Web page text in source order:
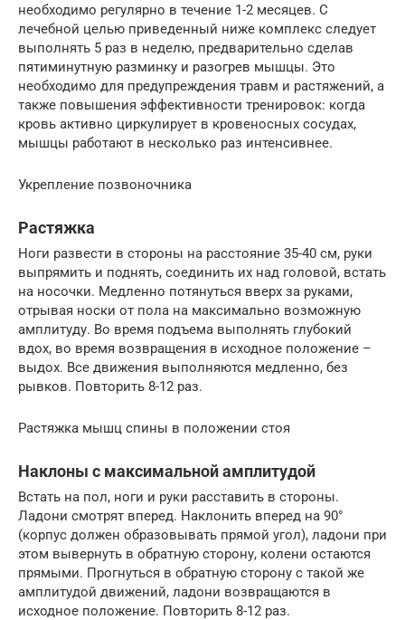
необходимо регулярно в течение 1-2 месяцев. С
лечебной целью приведенный ниже комплекс следует
выполнять 5 раз в неделю, предварительно сделав
пятиминутную разминку и разогрев мышцы. Это
необходимо для предупреждения травм и растяжений, а
также повышения эффективности тренировок: когда
кровь активно циркулирует в кровеносных сосудах,
мышцы работают в несколько раз интенсивнее.
Укрепление позвоночника
Растяжка
Ноги развести в стороны на расстояние 35-40 см, руки
выпрямить и поднять, соединить их над головой, встать
на носочки. Медленно потянуться вверх за руками,
отрывая носки от пола на максимально возможную
амплитуду. Во время подъема выполнять глубокий
вдох, во время возвращения в исходное положение –
выдох. Все движения выполняются медленно, без
рывков. Повторить 8-12 раз.
Растяжка мышц спины в положении стоя
Наклоны с максимальной амплитудой
Встать на пол, ноги и руки расставить в стороны.
Ладони смотрят вперед. Наклонить вперед на 90°
(корпус должен образовывать прямой угол), ладони при
этом вывернуть в обратную сторону, колени остаются
прямыми. Прогнуться в обратную сторону с такой же
амплитудой движений, ладони возвращаются в
исходное положение. Повторить 8-12 раз.